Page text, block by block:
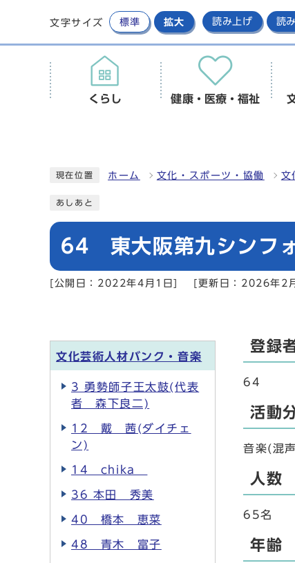
文字サイズ 標準 拡大 読み上げ 読
くらし 健康・医療・福祉
現在位置 ホーム 文化・スポーツ・協働 文
あしあと
64 東大阪第九シンフ
[公開日：2022年4月1日] [更新日：2026年2
登録
64
活動
音楽(混
人数
65名
年齢
文化芸術人材バンク・音楽
3 勇勢師子王太鼓(代表
者 森下良二)
12 戴 茜(ダイチェ
ン)
14 chika
36 本田 秀美
40 橋本 恵菜
48 青木 富子